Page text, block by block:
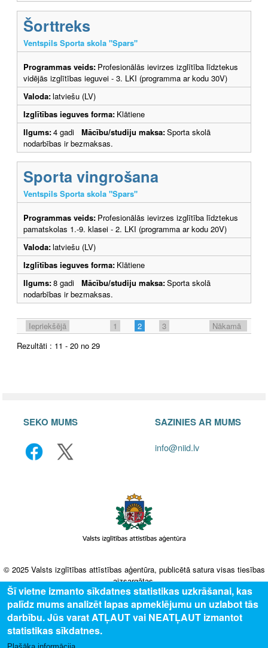
Šorttreks
Ventspils Sporta skola "Spars"
Programmas veids: Profesionālās ievirzes izglītība līdztekus
vidējās izglītības ieguvei - 3. LKI (programma ar kodu 30V)
Valoda:latviešu (LV)
Izglītības ieguves forma: Klātiene
Ilgums:4 gadi Mācību/studiju maksa:Sporta skolā
nodarbības ir bezmaksas.
Sporta vingrošana
Ventspils Sporta skola "Spars"
Programmas veids: Profesionālās ievirzes izglītība līdztekus
pamatskolas 1.-9. klasei - 2. LKI (programma ar kodu 20V)
Valoda:latviešu (LV)
Izglītības ieguves forma: Klātiene
Ilgums:8 gadi Mācību/studiju maksa:Sporta skolā
nodarbības ir bezmaksas.
Iepriekšējā 1 2 3
Nākamā
Rezultāti : 11 - 20 no 29
SEKO MUMS SAZINIES AR MUMS
info@niid.lv
© 2025 Valsts izglītības attīstības aģentūra, publicētā satura visas tiesības
aizsargātas.
Šī vietne izmanto sīkdatnes statistikas uzkrāšanai, kas
palīdz mums analizēt lapas apmeklējumu un uzlabot tās
darbību. Jūs varat ATĻAUT vai NEATĻAUT izmantot
statistikas sīkdatnes.